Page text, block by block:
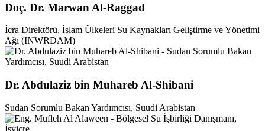
Doç. Dr. Marwan Al-Raggad
İcra Direktörü, İslam Ülkeleri Su Kaynakları Geliştirme ve Yönetimi
Ağı (INWRDAM)
Dr. Abdulaziz bin Muhareb Al-Shibani
Sudan Sorumlu Bakan Yardımcısı, Suudi Arabistan